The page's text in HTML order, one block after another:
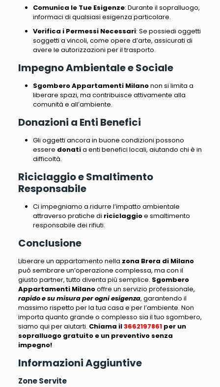
Comunica le Tue Esigenze: Durante il sopralluogo,
informaci di qualsiasi esigenza particolare.
Verifica i Permessi Necessari: Se possiedi oggetti
soggetti a vincoli, come opere d’arte, assicurati di
avere le autorizzazioni per il trasporto.
Impegno Ambientale e Sociale
Sgombero Appartamenti Milanonon si limita a
liberare spazi, ma contribuisce attivamente alla
comunità e all’ambiente.
Donazioni a Enti Benefici
Gli oggetti ancora in buone condizioni possono
essere donatia enti benefici locali, aiutando chi è in
difficoltà.
Riciclaggio e Smaltimento
Responsabile
Ci impegniamo a ridurre l’impatto ambientale
attraverso pratiche di riciclaggioe smaltimento
responsabile dei rifiuti.
Conclusione
Liberare un appartamento nella zona Brera di Milano
può sembrare un’operazione complessa, ma con il
giusto partner, tutto diventa più semplice. Sgombero
Appartamenti Milanooffre un servizio professionale,
rapido e su misura per ogni esigenza, garantendo il
massimo rispetto per la tua casa e per l’ambiente. Non
importa quanto grande o complesso sia il tuo sgombero,
siamo qui per aiutarti. Chiama il3662197861per un
sopralluogo gratuito e un preventivo senza
impegno!
Informazioni Aggiuntive
Zone Servite